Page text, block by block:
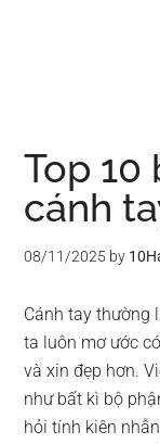
Top 10
cánh
08/11/2025 by
Cánh tay thường
ta luôn mơ ước
và xin đẹp hơn.
như bất kì bộ
hỏi tính kiên